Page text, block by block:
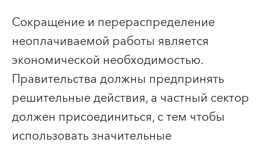
Сокращение и перераспределение
неоплачиваемой работы является
экономической необходимостью.
Правительства должны предпринять
решительные действия, а частный сектор
должен присоединиться, с тем чтобы
использовать значительные